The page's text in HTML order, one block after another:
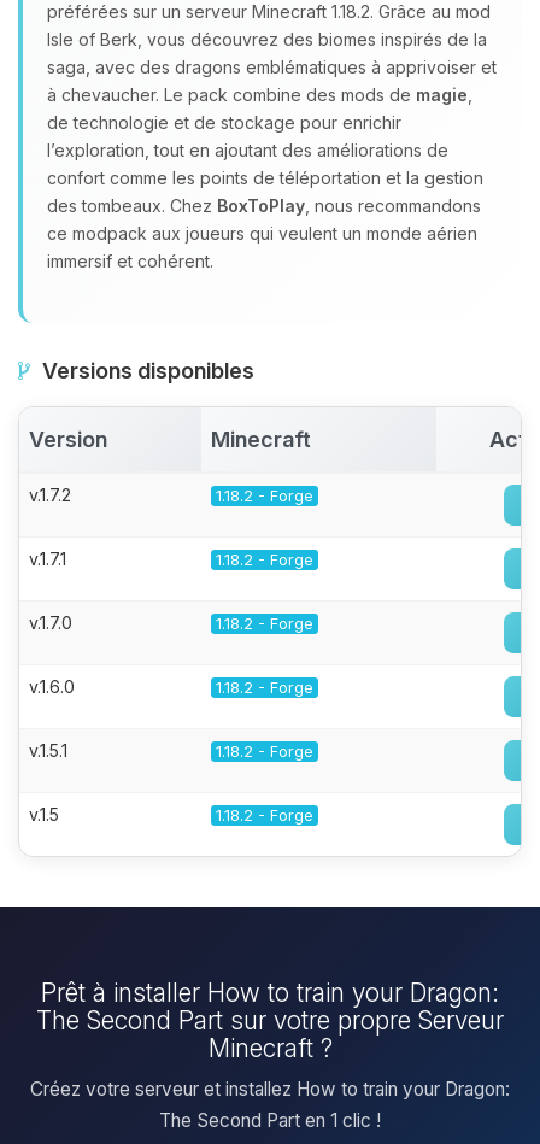
préférées sur un serveur Minecraft 1.18.2. Grâce au mod
Isle of Berk, vous découvrez des biomes inspirés de la
saga, avec des dragons emblématiques à apprivoiser et
à chevaucher. Le pack combine des mods de magie
de technologie et de stockage pour enrichir
l’exploration, tout en ajoutant des améliorations de
confort comme les points de téléportation et la gestion
des tombeaux. Chez BoxToPlay , nous recommandons
ce modpack aux joueurs qui veulent un monde aérien
immersif et cohérent.
Versions disponibles
Version Minecraft
v.1.7.2 1.18.2 - Forge
v.1.7.1 1.18.2 - Forge
v.1.7.0 1.18.2 - Forge
v.1.6.0 1.18.2 - Forge
v.1.5.1 1.18.2 - Forge
v.1.5 1.18.2 - Forge
Prêt à installer How to train your Dragon:
The Second Part sur votre propre Serveur
Minecraft ?
Créez votre serveur et installez How to train your Dragon:
The Second Part en 1 clic !